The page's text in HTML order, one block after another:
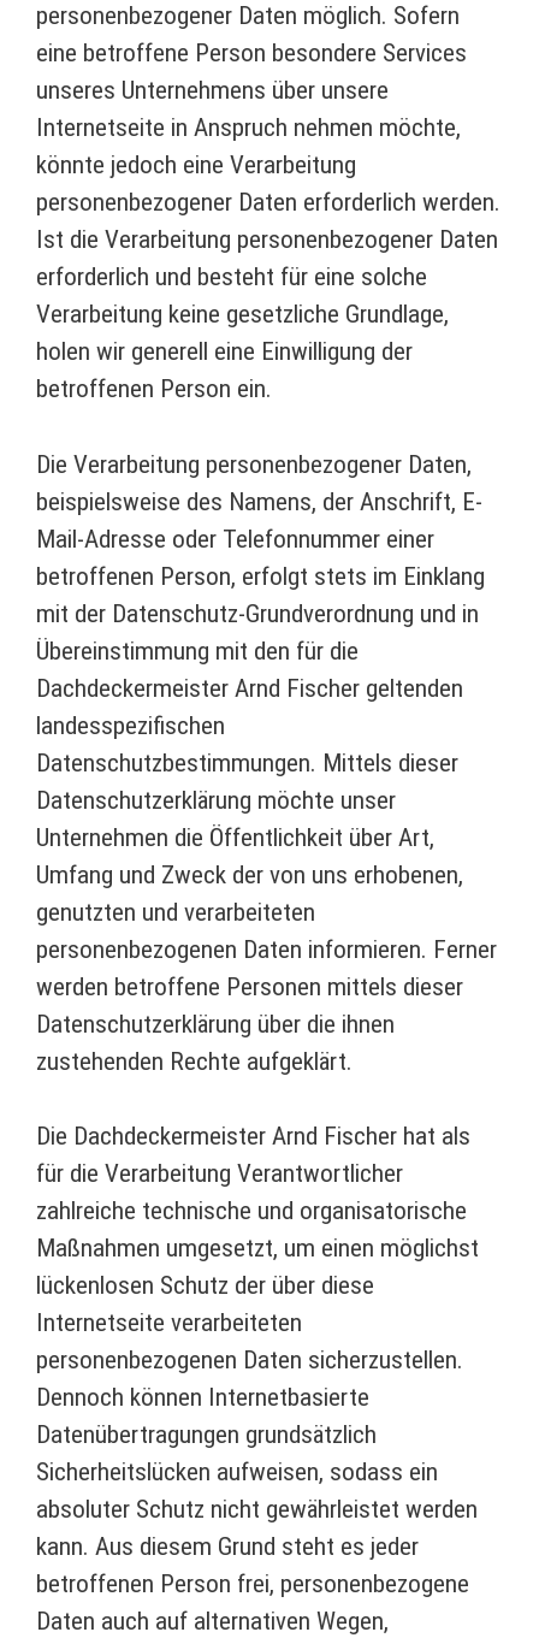
personenbezogener Daten möglich. Sofern
eine betroffene Person besondere Services
unseres Unternehmens über unsere
Internetseite in Anspruch nehmen möchte,
könnte jedoch eine Verarbeitung
personenbezogener Daten erforderlich werden.
Ist die Verarbeitung personenbezogener Daten
erforderlich und besteht für eine solche
Verarbeitung keine gesetzliche Grundlage,
holen wir generell eine Einwilligung der
betroffenen Person ein.
Die Verarbeitung personenbezogener Daten,
beispielsweise des Namens, der Anschrift, E-
Mail-Adresse oder Telefonnummer einer
betroffenen Person, erfolgt stets im Einklang
mit der Datenschutz-Grundverordnung und in
Übereinstimmung mit den für die
Dachdeckermeister Arnd Fischer geltenden
landesspezifischen
Datenschutzbestimmungen. Mittels dieser
Datenschutzerklärung möchte unser
Unternehmen die Öffentlichkeit über Art,
Umfang und Zweck der von uns erhobenen,
genutzten und verarbeiteten
personenbezogenen Daten informieren. Ferner
werden betroffene Personen mittels dieser
Datenschutzerklärung über die ihnen
zustehenden Rechte aufgeklärt.
Die Dachdeckermeister Arnd Fischer hat als
für die Verarbeitung Verantwortlicher
zahlreiche technische und organisatorische
Maßnahmen umgesetzt, um einen möglichst
lückenlosen Schutz der über diese
Internetseite verarbeiteten
personenbezogenen Daten sicherzustellen.
Dennoch können Internetbasierte
Datenübertragungen grundsätzlich
Sicherheitslücken aufweisen, sodass ein
absoluter Schutz nicht gewährleistet werden
kann. Aus diesem Grund steht es jeder
betroffenen Person frei, personenbezogene
Daten auch auf alternativen Wegen,